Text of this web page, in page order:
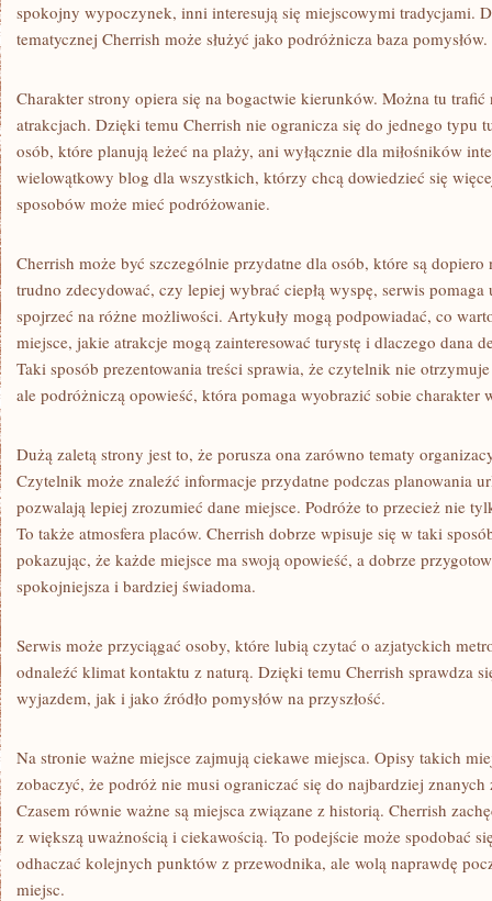
spokojny wypoczynek, inni interesują się miejscowymi tradycjami.
tematycznej Cherrish może służyć jako podróżnicza baza pomysłów.
Charakter strony opiera się na bogactwie kierunków. Można tu
atrakcjach. Dzięki temu Cherrish nie ogranicza się do jednego typu
osób, które planują leżeć na plaży, ani wyłącznie dla miłośników
wielowątkowy blog dla wszystkich, którzy chcą dowiedzieć się
sposobów może mieć podróżowanie.
Cherrish może być szczególnie przydatne dla osób, które są
trudno zdecydować, czy lepiej wybrać ciepłą wyspę, serwis pomaga
spojrzeć na różne możliwości. Artykuły mogą podpowiadać, co
miejsce, jakie atrakcje mogą zainteresować turystę i dlaczego dana
Taki sposób prezentowania treści sprawia, że czytelnik nie
ale podróżniczą opowieść, która pomaga wyobrazić sobie charakter
Dużą zaletą strony jest to, że porusza ona zarówno tematy
Czytelnik może znaleźć informacje przydatne podczas planowania
pozwalają lepiej zrozumieć dane miejsce. Podróże to przecież nie
To także atmosfera placów. Cherrish dobrze wpisuje się w taki
pokazując, że każde miejsce ma swoją opowieść, a dobrze
spokojniejsza i bardziej świadoma.
Serwis może przyciągać osoby, które lubią czytać o azjatyckich
odnaleźć klimat kontaktu z naturą. Dzięki temu Cherrish sprawdza
wyjazdem, jak i jako źródło pomysłów na przyszłość.
Na stronie ważne miejsce zajmują ciekawe miejsca. Opisy takich
zobaczyć, że podróż nie musi ograniczać się do najbardziej
Czasem równie ważne są miejsca związane z historią. Cherrish
z większą uważnością i ciekawością. To podejście może spodobać
odhaczać kolejnych punktów z przewodnika, ale wolą naprawdę
miejsc.